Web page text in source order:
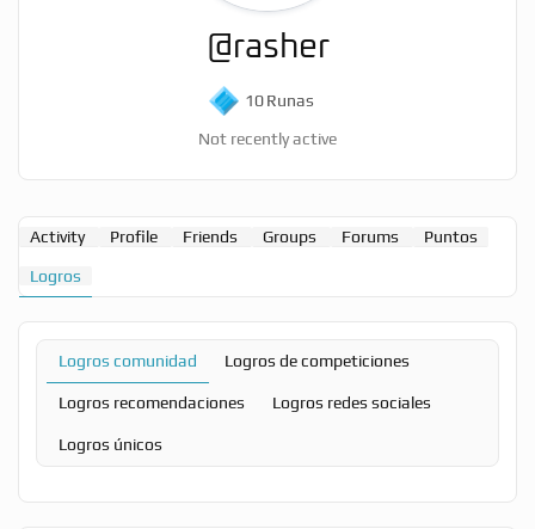
@rasher
10Runas
Not recently active
Activity Profile Friends Groups Forums Puntos
Logros
Logros comunidad Logros de competiciones
Logros recomendaciones Logros redes sociales
Logros únicos